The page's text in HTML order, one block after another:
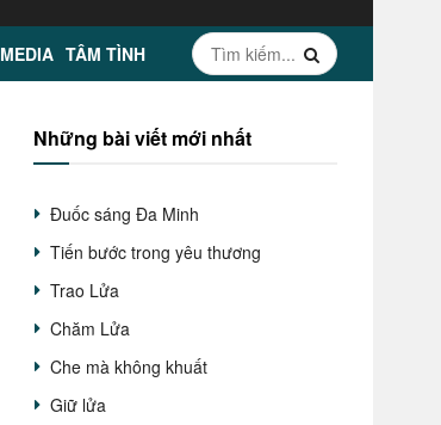
MEDIA TÂM TÌNH
Những bài viết mới nhất
Đuốc sáng Đa Minh
Tiến bước trong yêu thương
Trao Lửa
Chăm Lửa
Che mà không khuất
Giữ lửa